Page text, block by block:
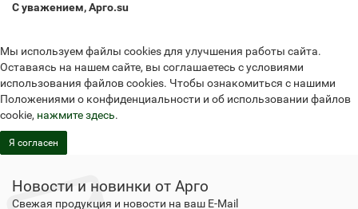
С уважением, Арго.su
Мы используем файлы cookies для улучшения работы сайта.
Оставаясь на нашем сайте, вы соглашаетесь с условиями
использования файлов cookies. Чтобы ознакомиться с нашими
Положениями о конфиденциальности и об использовании файлов
cookie, нажмите здесь.
Я согласен
Новости и новинки от Арго
Свежая продукция и новости на ваш E-Mail